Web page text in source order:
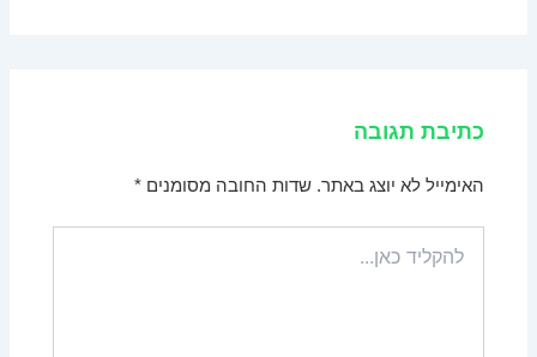
כתיבת תגובה
האימייל לא יוצג באתר. שדות החובה מסומנים*
כאן...